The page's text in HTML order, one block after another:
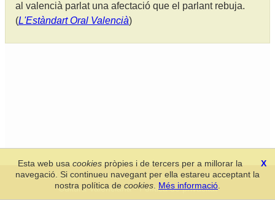
al valencià parlat una afectació que el parlant rebuja.
(L'Estàndart Oral Valencià)
Secció de Llengua i Lliteratura Valencianes-Real Acadèmia de
Cultura Valenciana-Política de privacitat
X
Esta web usacookies pròpies i de tercers per a millorar la
navegació. Si continueu navegant per ella estareu acceptant la
nostra política de cookies Més informació